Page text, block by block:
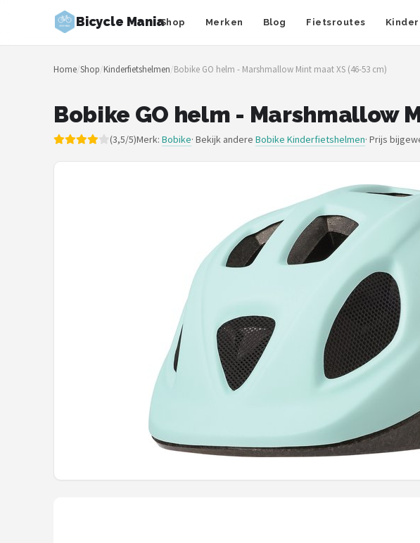
Bicycle ManiaShop Merken Blog Fietsroutes
Zoeken
NAVIGATIE
Merken
Home/Shop/Kinderfietshelmen/Bobike GO helm - Marshmallow Mint maat XS (46-53 cm)
Bobike GO helm - Marshmallow
(3,5/5)Merk: Bobike· Bekijk andere Bobike Kinderfietshelmen· Prijs